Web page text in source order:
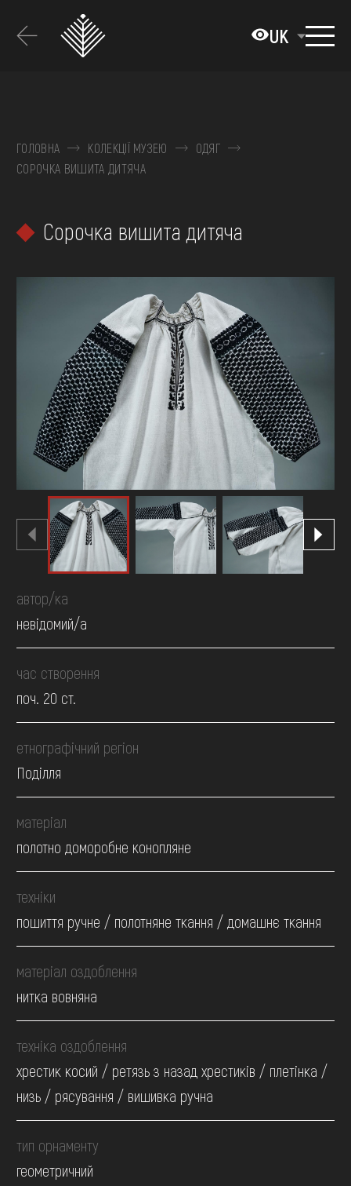
основного
UK
КОЛЕКЦІЇ
ВИСТАВКИ ТА ПОДІЇ
ВІДВІДАТИ
НАВЧИТИСЯ
FAQ
ОНЛАЙН-КРАМНИЦЯ
ПІДТРИМАТИ
ГОЛОВНА КОЛЕКЦІЇ МУЗЕЮ
ОДЯГ
СОРОЧКА ВИШИТА ДИТЯЧА
Сорочка вишита дитяча
автор/ка
невідомий/а
час створення
поч. 20 ст.
етнографічний регіон
Поділля
матеріал
полотно доморобне конопляне
техніки
пошиття ручне / полотняне ткання / домашнє ткання
матеріал оздоблення
нитка вовняна
техніка оздоблення
хрестик косий / ретязь з назад хрестиків / плетінка /
низь / рясування / вишивка ручна
тип орнаменту
геометричний